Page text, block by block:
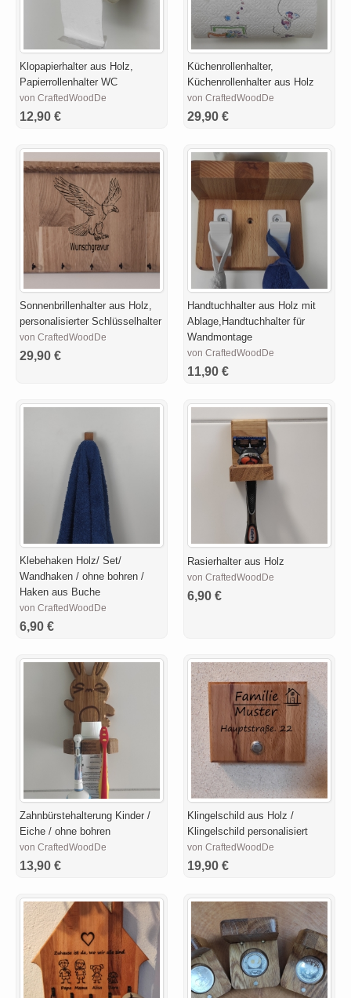
Klopapierhalter aus Holz,
Papierrollenhalter WC
von CraftedWoodDe
12,90 €
Küchenrollenhalter,
Küchenrollenhalter aus Holz
von CraftedWoodDe
29,90 €
Sonnenbrillenhalter aus Holz,
personalisierter Schlüsselhalter
von CraftedWoodDe
29,90 €
Handtuchhalter aus Holz mit
Ablage,Handtuchhalter für
Wandmontage
von CraftedWoodDe
11,90 €
Klebehaken Holz/ Set/
Wandhaken / ohne bohren /
Haken aus Buche
von CraftedWoodDe
6,90 €
Rasierhalter aus Holz
von CraftedWoodDe
6,90 €
Zahnbürstehalterung Kinder /
Eiche / ohne bohren
von CraftedWoodDe
13,90 €
Klingelschild aus Holz /
Klingelschild personalisiert
von CraftedWoodDe
19,90 €